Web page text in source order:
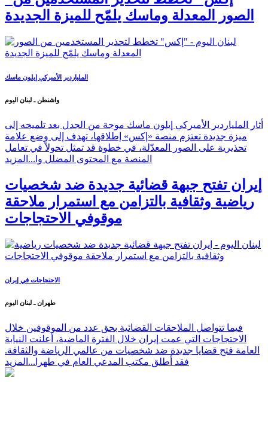
الصور المعدلة وماسك يلمّح للميزة الجديدة
الملياردير الأميركي إيلون ماسك
واشنطن ـ لبنان اليوم
أثار الملياردير الأميركي إيلون ماسك موجة من الجدل بعد تلميحه إلى
ميزة جديدة تعتزم منصة «إكس» إطلاقها، تهدف إلى وضع علامة
تحذيرية على الصور المعدّلة، في خطوة قد تمثل تحولاً في تعامل
المنصة مع المحتوى المضلل وا... المزيد
إيران تفتح جبهة قضائية جديدة ضد شخصيات
رياضية وثقافية بالتزامن مع استمرار ملاحقة
موقوفي الاحتجاجات
الاحتجاجات في إيران
طهران ـ لبنان اليوم
فيما تتواصل الملاحقات القضائية بحق عدد من الموقوفين خلال
الاحتجاجات التي عمت إيران خلال الفترة الماضية، أعلنت النيابة
العامة فتح قضايا جديدة ضد شخصيات من عالمي الرياضة والثقافة.
فقد أطلق مكتب المدعي العام في طهرا... المزيد